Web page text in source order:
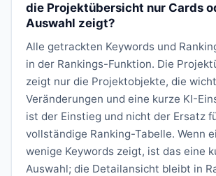
die Projektübersicht nur Cards
Auswahl zeigt?
Alle getrackten Keywords und
in der Rankings-Funktion. Die
zeigt nur die Projektobjekte, die
Veränderungen und eine kurze KI-
ist der Einstieg und nicht der Ersatz
vollständige Ranking-Tabelle. Wenn
wenige Keywords zeigt, ist das eine
Auswahl; die Detailansicht bleibt in